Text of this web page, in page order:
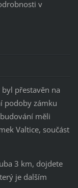
v
přestavěn na
podoby zámku
měli
Valtice, součást
3 km, dojdete
je dalším